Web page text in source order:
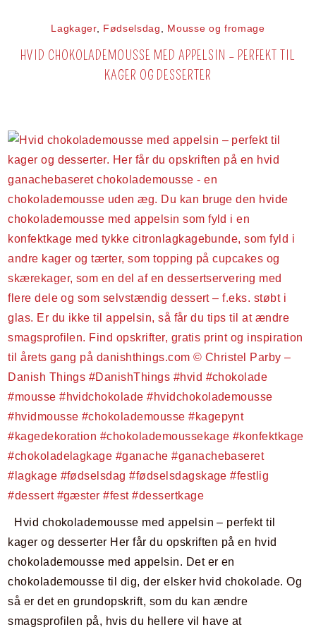
Lagkager, Fødselsdag Mousse og fromage
HVID CHOKOLADEMOUSSE MED APPELSIN – PERFEKT TIL
KAGER OG DESSERTER
Hvid chokolademousse med appelsin – perfekt til
kager og desserter Her får du opskriften på en hvid
chokolademousse med appelsin. Det er en
chokolademousse til dig, der elsker hvid chokolade. Og
så er det en grundopskrift, som du kan ændre
smagsprofilen på, hvis du hellere vil have at